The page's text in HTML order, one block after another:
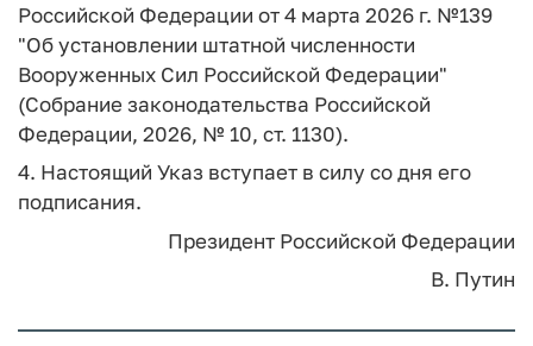
Российской Федерации от 4 марта 2026 г. №139
"Об установлении штатной численности
Вооруженных Сил Российской Федерации"
(Собрание законодательства Российской
Федерации, 2026, № 10, ст. 1130).
4. Настоящий Указ вступает в силу со дня его
подписания.
Президент Российской Федерации
В. Путин